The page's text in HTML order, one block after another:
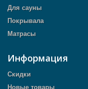
Для сауны
Покрывала
Матрасы
Информация
Скидки
Новые товары